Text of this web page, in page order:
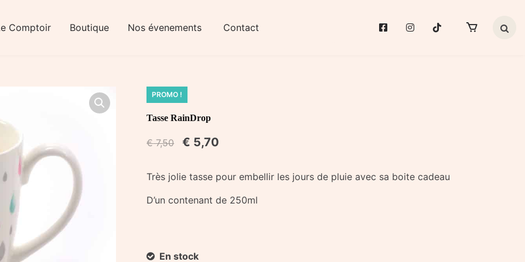
Comptoir Boutique Nos évenements Contact
PROMO !
Tasse RainDrop
€7,50 € 5,70
Très jolie tasse pour embellir les jours de pluie avec sa boite cadeau
D’un contenant de 250ml
En stock